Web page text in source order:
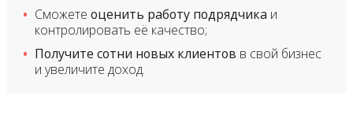
Сможете оценить работу подрядчика и
контролировать её качество;
Получите сотни новых клиентов в свой бизнес
и увеличите доход.